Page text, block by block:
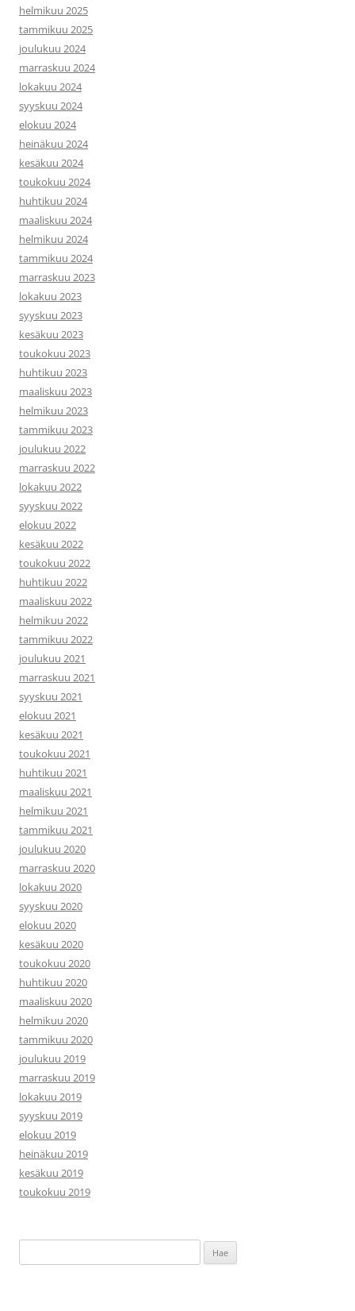
helmikuu 2025
tammikuu 2025
joulukuu 2024
marraskuu 2024
lokakuu 2024
syyskuu 2024
elokuu 2024
heinäkuu 2024
kesäkuu 2024
toukokuu 2024
huhtikuu 2024
maaliskuu 2024
helmikuu 2024
tammikuu 2024
marraskuu 2023
lokakuu 2023
syyskuu 2023
kesäkuu 2023
toukokuu 2023
huhtikuu 2023
maaliskuu 2023
helmikuu 2023
tammikuu 2023
joulukuu 2022
marraskuu 2022
lokakuu 2022
syyskuu 2022
elokuu 2022
kesäkuu 2022
toukokuu 2022
huhtikuu 2022
maaliskuu 2022
helmikuu 2022
tammikuu 2022
joulukuu 2021
marraskuu 2021
syyskuu 2021
elokuu 2021
kesäkuu 2021
toukokuu 2021
huhtikuu 2021
maaliskuu 2021
helmikuu 2021
tammikuu 2021
joulukuu 2020
marraskuu 2020
lokakuu 2020
syyskuu 2020
elokuu 2020
kesäkuu 2020
toukokuu 2020
huhtikuu 2020
maaliskuu 2020
helmikuu 2020
tammikuu 2020
joulukuu 2019
marraskuu 2019
lokakuu 2019
syyskuu 2019
elokuu 2019
heinäkuu 2019
kesäkuu 2019
toukokuu 2019